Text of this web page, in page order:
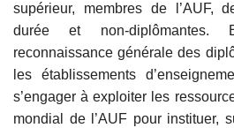
supérieur, membres de l’AUF,
durée et non-diplômantes.
reconnaissance générale des
les établissements
s’engager à exploiter les
mondial de l’AUF pour instituer,